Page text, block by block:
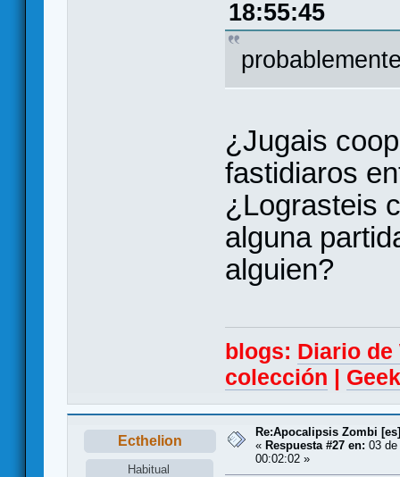
18:55:45
¿Jugais
fastidiaros
¿Lograsteis
alguna
alguien?
blogs: Diario
colección
Ecthelion
Habitual
Re:Apocalipsis Zombi [es]
« Respuesta #27 en: 03
00:02:02 »